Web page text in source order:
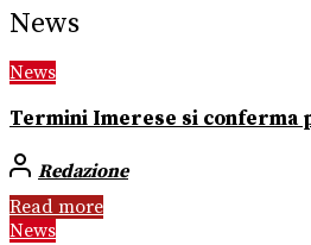
News
News
Termini Imerese si conferma
Redazione
Read more
News